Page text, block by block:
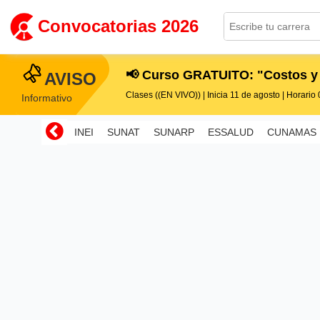
Convocatorias 2026
AVISO
Informativo
📢 Curso GRATUITO: "Costos
Clases ((EN VIVO)) | Inicia 11 de agosto |
INEI SUNAT SUNARP ESSALUD CUNAMAS